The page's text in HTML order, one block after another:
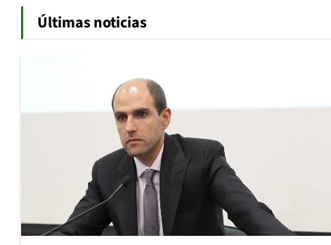
Últimas noticias